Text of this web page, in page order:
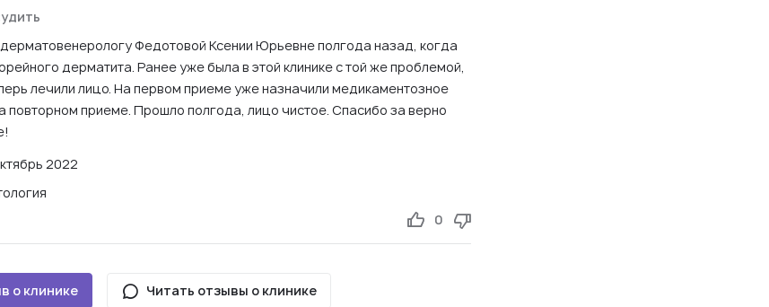
Федотовой Ксении Юрьевне полгода назад, когда
дерматита. Ранее уже была в этой клинике с той же проблемой,
лечили лицо. На первом приеме уже назначили медикаментозное
повторном приеме. Прошло полгода, лицо чистое. Спасибо за верно
2022
0
о клинике Читать отзывы о клинике